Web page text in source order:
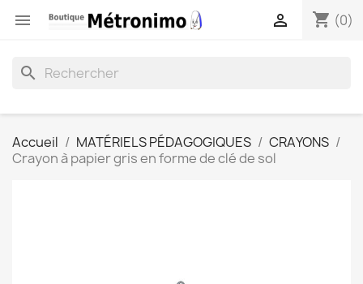
 shopping_cart (0)

search
Accueil MATÉRIELS PÉDAGOGIQUES
CRAYONS
Crayon à papier gris en forme de clé de sol